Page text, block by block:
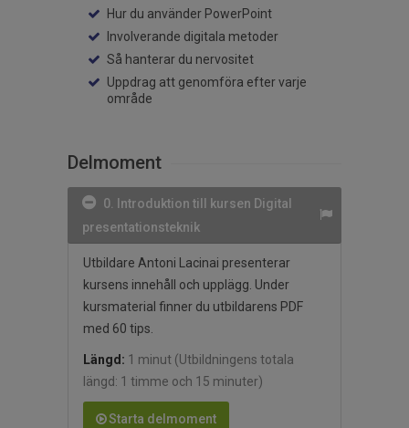
Hur du använder PowerPoint
Involverande digitala metoder
Så hanterar du nervositet
Uppdrag att genomföra efter varje
område
Delmoment
0. Introduktion till kursen Digital
presentationsteknik
Utbildare Antoni Lacinai presenterar
kursens innehåll och upplägg. Under
kursmaterial finner du utbildarens PDF
med 60 tips.
Längd: 1 minut (Utbildningens totala
längd: 1 timme och 15 minuter)
Starta delmoment